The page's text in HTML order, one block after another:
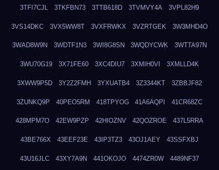
3TFI7CJL 3TKFBN73 3TTB618D 3TVMVY4A 3VPL82H9
3VS14DKC 3VX5WW8T 3VXFRWKX 3VZRTGEK 3W3MHD4O
3WAD8W9N 3WDTF1N3 3WI8G8SN 3WQDYCWK 3WTTA97N
3WU70G19 3X71FE60 3XC4DIU7 3XMIH0VI 3XMLLD4K
3XWW9P5D 3Y2Z2FMH 3YXUATB4 3Z3344KT 3ZBBJF82
3ZUNKQ9P 40PEO5RM 418TPYOG 41A6AQPI 41CR68ZC
428MPM7O 42EW9PZP 42HIOZNV 42QOZROE 437L5RRA
43BE766X 43EEF23E 43IP3TZ3 43OJ1AEY 43SSFXBJ
43U16JLC 43XY7A9N 441OKOJO 4474ZR0W 4489NF37